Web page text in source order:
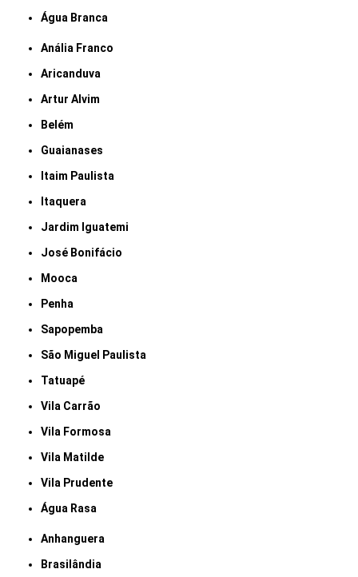
Água Branca
Anália Franco
Aricanduva
Artur Alvim
Belém
Guaianases
Itaim Paulista
Itaquera
Jardim Iguatemi
José Bonifácio
Mooca
Penha
Sapopemba
São Miguel Paulista
Tatuapé
Vila Carrão
Vila Formosa
Vila Matilde
Vila Prudente
Água Rasa
Anhanguera
Brasilândia